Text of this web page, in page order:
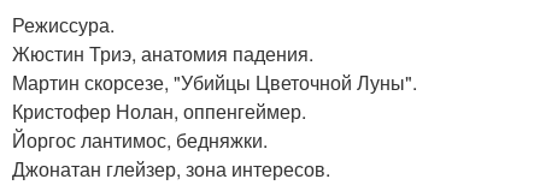
Режиссура.
Жюстин Триэ, анатомия падения.
Мартин скорсезе, "Убийцы Цветочной Луны".
Кристофер Нолан, оппенгеймер.
Йоргос лантимос, бедняжки.
Джонатан глейзер, зона интересов.